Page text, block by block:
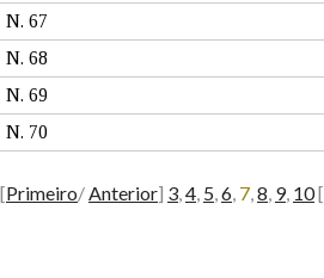
N. 67
N. 68
N. 69
N. 70
[Primeiro/Anterior] 3,4, 5,6, 7,8, 9, 10[